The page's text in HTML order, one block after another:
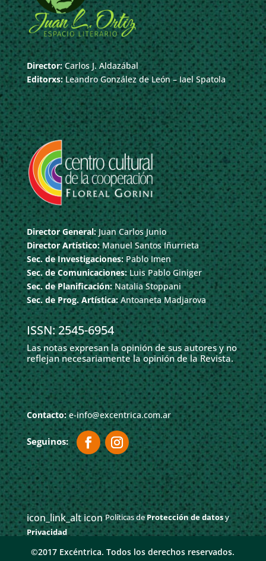
Director:Carlos J. Aldazábal
Editorxs:Leandro González de León – Iael Spatola
Director General:Juan Carlos Junio
Director Artístico:Manuel Santos Iñurrieta
Sec. de Investigaciones:Pablo Imen
Sec. de Comunicaciones:Luis Pablo Giniger
Sec. de Planificación:Natalia Stoppani
Sec. de Prog. Artística:Antoaneta Madjarova
ISSN: 2545-6954
Las notas expresan la opinión de sus autores y no
reflejan necesariamente la opinión de la Revista.
Contacto:e-info@excentrica.com.ar
icon_link_alt icon Políticas deProtección de datosy
Privacidad
©2017 Excéntrica. Todos los derechos reservados.